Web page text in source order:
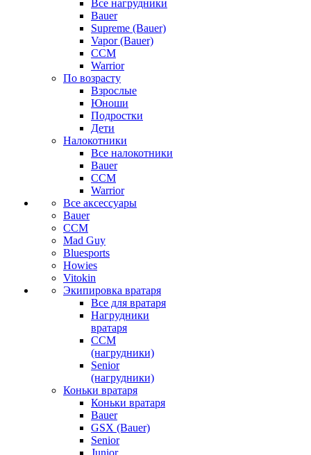
Все нагрудники
Bauer
Supreme (Bauer)
Vapor (Bauer)
CCM
Warrior
По возрасту
Взрослые
Юноши
Подростки
Дети
Налокотники
Все налокотники
Bauer
CCM
Warrior
Все аксессуары
Bauer
CCM
Mad Guy
Bluesports
Howies
Vitokin
Экипировка вратаря
Все для вратаря
Нагрудники
вратаря
CCM
(нагрудники)
Senior
(нагрудники)
Коньки вратаря
Коньки вратаря
Bauer
GSX (Bauer)
Senior
Junior